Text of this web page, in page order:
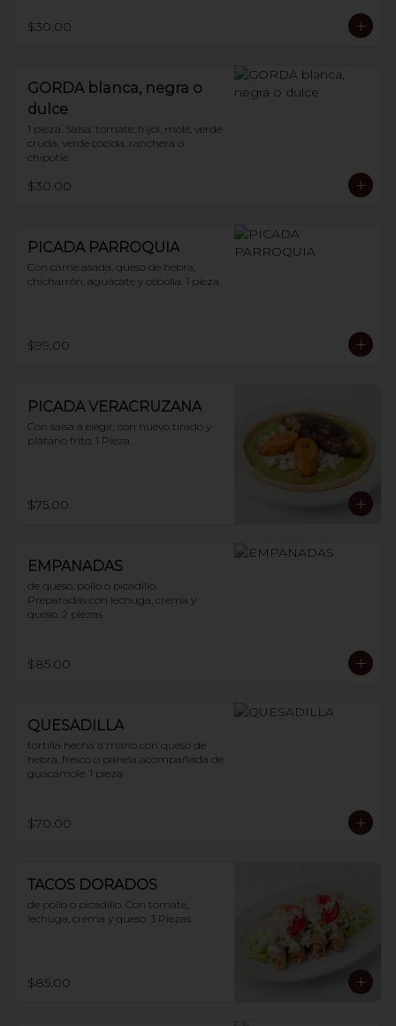
$30.00
GORDA blanca, negra o
dulce
1 pieza. Salsa: tomate, frijol, mole, verde
cruda, verde cocida, ranchera o
chipotle
$30.00
PICADA PARROQUIA
Con carne asada, queso de hebra,
chicharrón, aguacate y cebolla. 1 pieza
$99.00
PICADA VERACRUZANA
Con salsa a elegir, con huevo tirado y
plátano frito. 1 Pieza.
$75.00
EMPANADAS
de queso, pollo o picadillo.
Preparadas con lechuga, crema y
queso. 2 piezas
$85.00
QUESADILLA
tortilla hecha a mano con queso de
hebra, fresco o panela acompañada de
guacamole. 1 pieza
$70.00
TACOS DORADOS
de pollo o picadillo. Con tomate,
lechuga, crema y queso. 3 Piezas
$85.00